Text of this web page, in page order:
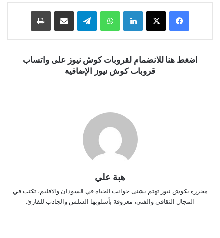
فيسبوك ‫X لينكدإن واتساب تيلقرام
اضغط هنا للانضمام لقروبات كوش نيوز على واتساب
قروبات كوش نيوز الإضافية
هبة علي
محررة بكوش نيوز تهتم بشتى جوانب الحياة في السودان والاقليم، تكتب في
المجال الثقافي والفني، معروفة بأسلوبها السلس والجاذب للقارئ.